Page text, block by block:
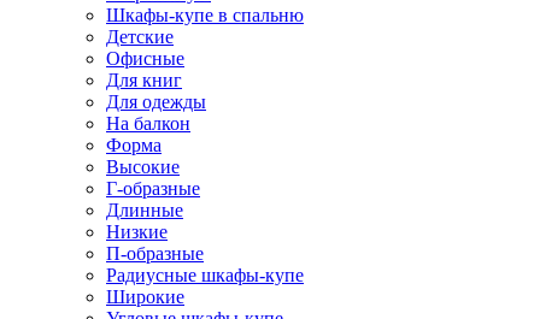
Шкафы-купе в спальню
Детские
Офисные
Для книг
Для одежды
На балкон
Форма
Высокие
Г-образные
Длинные
Низкие
П-образные
Радиусные шкафы-купе
Широкие